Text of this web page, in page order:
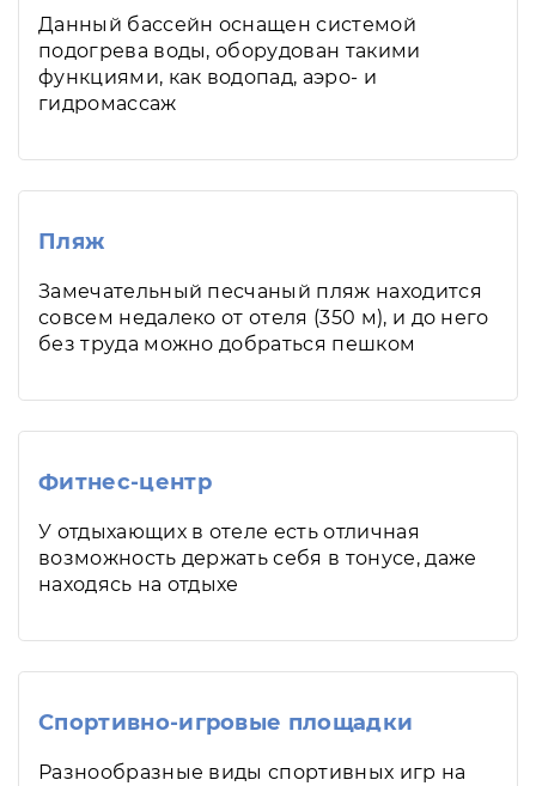
Данный бассейн оснащен системой
подогрева воды, оборудован такими
функциями, как водопад, аэро- и
гидромассаж
Пляж
Замечательный песчаный пляж находится
совсем недалеко от отеля (350 м), и до него
без труда можно добраться пешком
Фитнес-центр
У отдыхающих в отеле есть отличная
возможность держать себя в тонусе, даже
находясь на отдыхе
Спортивно-игровые площадки
Разнообразные виды спортивных игр на